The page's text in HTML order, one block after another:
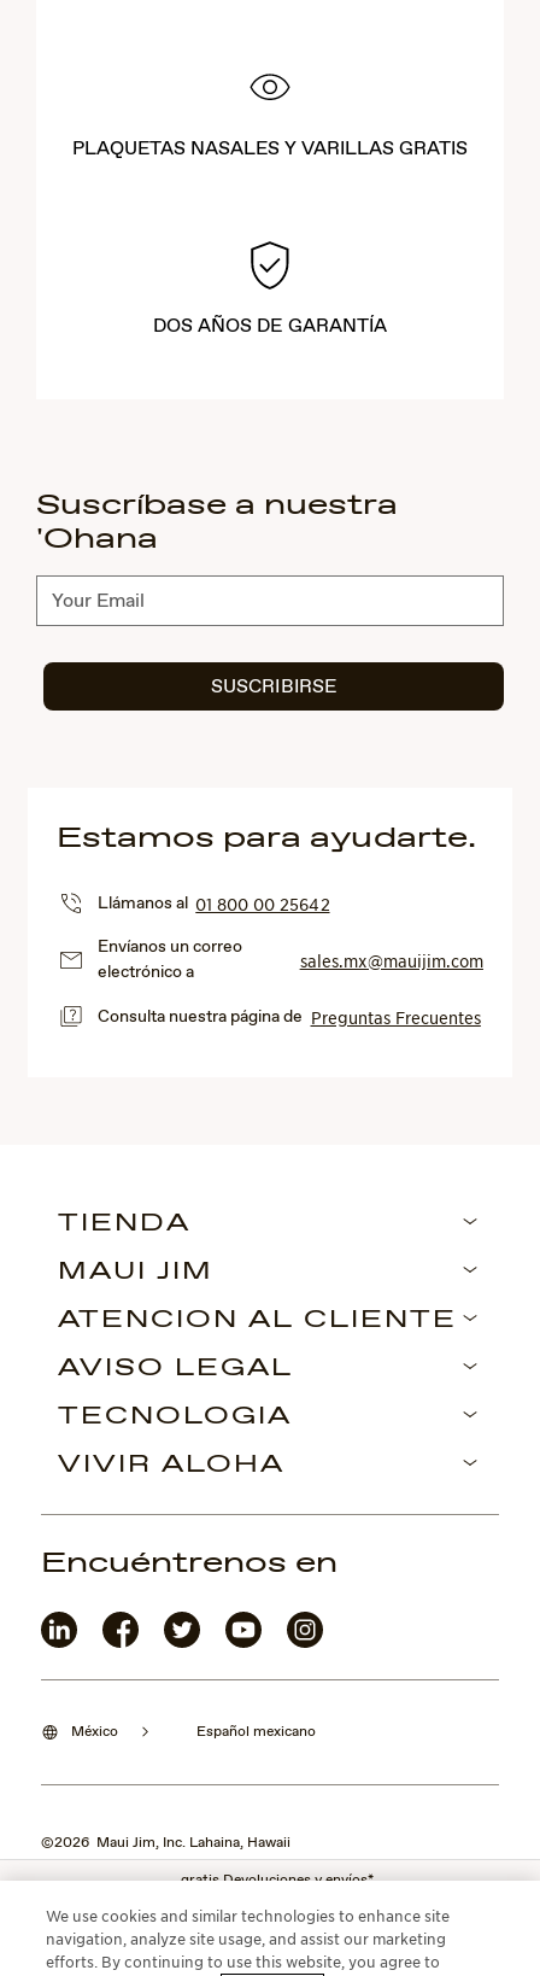
gratis Devoluciones y envíos*
PLAQUETAS NASALES Y VARILLAS GRATIS
DOS AÑOS DE GARANTÍA
Suscríbase a nuestra
'Ohana
Suscríbete
SUSCRIBIRSE
Estamos para ayudarte.
Llámanos al01 800 00 25642
Envíanos un correo
electrónico a
sales.mx@mauijim.com
Consulta nuestra página de Preguntas Frecuentes
TIENDA
MAUI JIM
ATENCIÓN AL CLIENTE
AVISO LEGAL
TECNOLOGÍA
VIVIR ALOHA
México Español mexicano
©2026 Maui Jim, Inc. Lahaina, Hawaii
Encuéntrenos en
We use cookies and similar technologies to enhance site
navigation, analyze site usage, and assist our marketing
efforts. By continuing to use this website, you agree to